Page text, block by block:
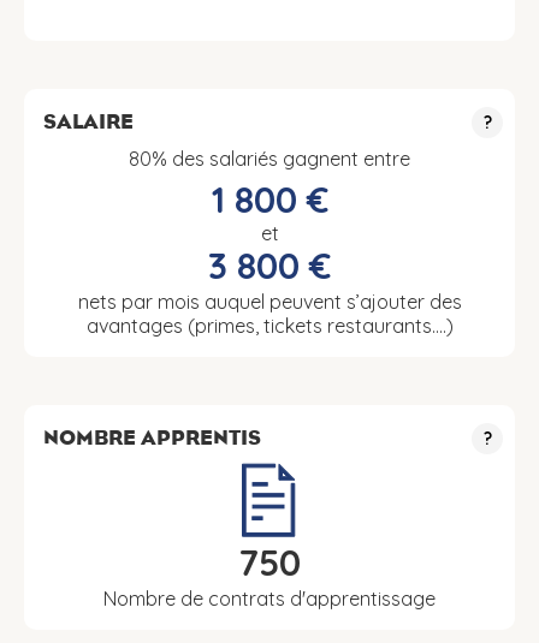
SALAIRE ?
80% des salariés gagnent entre
1 800 €
et
3 800 €
nets par mois auquel peuvent s’ajouter des
avantages (primes, tickets restaurants….)
NOMBRE APPRENTIS ?
750
Nombre de contrats d'apprentissage